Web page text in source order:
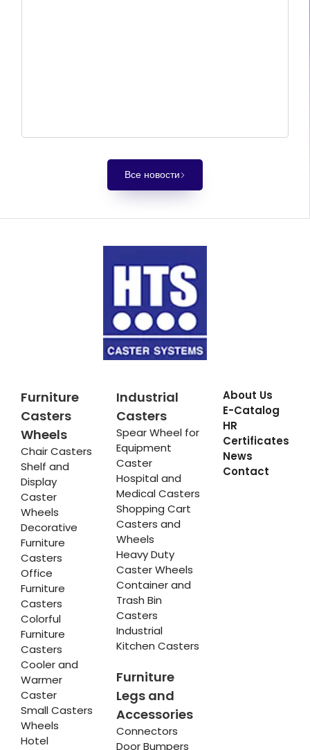
Все новости
Furniture
Casters
Wheels
Chair Casters
Shelf and
Display
Caster
Wheels
Decorative
Furniture
Casters
Office
Furniture
Casters
Colorful
Furniture
Casters
Cooler and
Warmer
Caster
Small Casters
Wheels
Hotel
Industrial
Casters
Spear Wheel for
Equipment
Caster
Hospital and
Medical Casters
Shopping Cart
Casters and
Wheels
Heavy Duty
Caster Wheels
Container and
Trash Bin
Casters
Industrial
Kitchen Casters
Furniture
Legs and
Accessories
Connectors
Door Bumpers
About Us
E-Catalog
HR
Certificates
News
Contact